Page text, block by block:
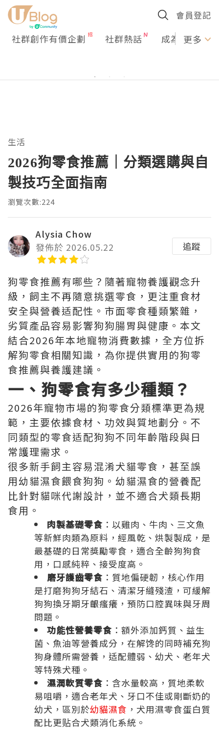
會員登記
社群創作有價企劃 社群熱話 成為U更多
生活
2026狗零食推薦｜分類選購與自
製技巧全面指南
瀏覽次數:224
Alysia Chow
發佈於 2026.05.22
追蹤
狗零食推薦有哪些？隨著寵物養護觀念升
級，飼主不再隨意挑選零食，更注重食材
安全與營養适配性。市面零食種類繁雜，
劣質產品容易影響狗狗腸胃與健康。本文
結合2026年本地寵物消費數據，全方位拆
解狗零食相關知識，為你提供實用的狗零
食推薦與養護建議。
一、狗零食有多少種類？
2026年寵物市場的狗零食分類標準更為規
範，主要依據食材、功效與質地劃分。不
同類型的零食适配狗狗不同年齡階段與日
常護理需求。
很多新手飼主容易混淆犬貓零食，甚至誤
用幼貓濕食餵食狗狗。幼貓濕食的營養配
比針對貓咪代謝設計，並不適合犬類長期
食用。
肉製基礎零食 ：以雞肉、牛肉、三文魚
等新鮮肉類為原料，經風乾、烘製製成，是
最基礎的日常獎勵零食，適合全齡狗狗食
用，口感純粹、接受度高。
磨牙護齒零食 ：質地偏硬韌，核心作用
是打磨狗狗牙結石、清潔牙縫殘渣，可緩解
狗狗換牙期牙齦瘙癢，預防口腔異味與牙周
問題。
功能性營養零食 ：額外添加鈣質、益生
菌、魚油等營養成分，在解馋的同時補充狗
狗身體所需營養，适配體弱、幼犬、老年犬
等特殊犬種。
濕潤軟質零食 ：含水量較高，質地柔軟
易咀嚼，適合老年犬、牙口不佳或剛斷奶的
幼犬，區別於幼貓濕食 ，犬用濕零食蛋白質
配比更贴合犬類消化系統。